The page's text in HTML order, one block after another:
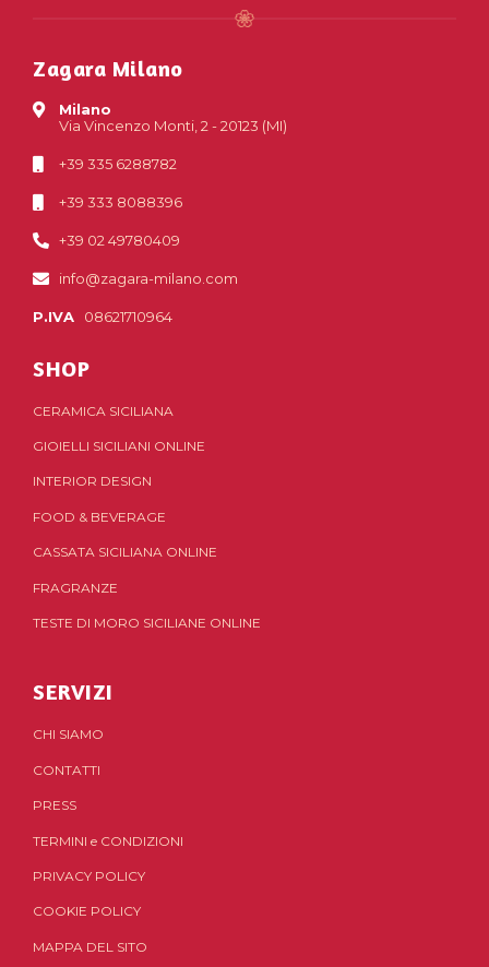
Zagara Milano
Milano
Via Vincenzo Monti, 2 - 20123 (MI)
+39 335 6288782
+39 333 8088396
+39 02 49780409
info@zagara-milano.com
P.IVA 08621710964
SHOP
CERAMICA SICILIANA
GIOIELLI SICILIANI ONLINE
INTERIOR DESIGN
FOOD & BEVERAGE
CASSATA SICILIANA ONLINE
FRAGRANZE
TESTE DI MORO SICILIANE ONLINE
SERVIZI
CHI SIAMO
CONTATTI
PRESS
TERMINI e CONDIZIONI
PRIVACY POLICY
COOKIE POLICY
MAPPA DEL SITO